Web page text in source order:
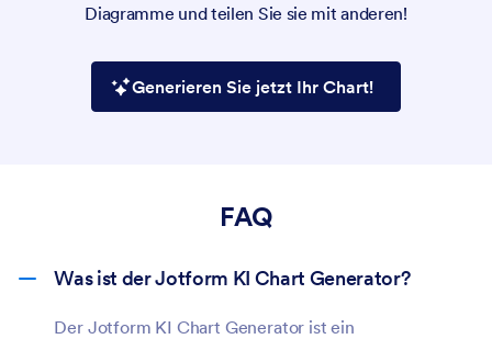
Diagramme und teilen Sie sie mit anderen!
Generieren Sie jetzt Ihr Chart!
FAQ
Was ist der Jotform KI Chart Generator?
Der Jotform KI Chart Generator ist ein